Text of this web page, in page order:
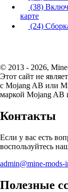
(38)
карте
(24)
© 2013 - 2026,
Этот сайт не
с Mojang AB или
маркой Mojang AB
Контакты
Если у вас есть
воспользуйтесь
admin@mine-mods-
Полезные